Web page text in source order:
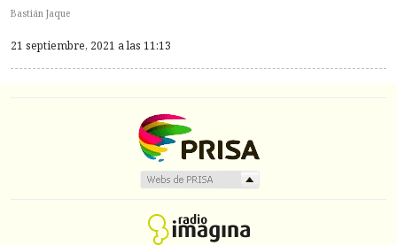
Bastián Jaque
21 septiembre, 2021 a las 11:13